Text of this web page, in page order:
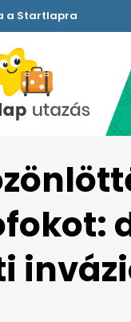
a Startlapra